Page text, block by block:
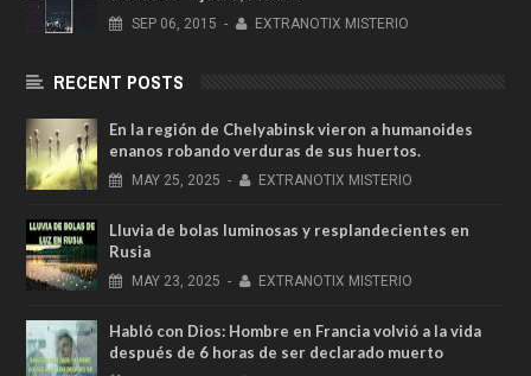
SEP 06, 2015 - EXTRANOTIX MISTERIO
RECENT POSTS
En la región de Chelyabinsk vieron a humanoides
enanos robando verduras de sus huertos.
MAY 25, 2025 - EXTRANOTIX MISTERIO
Lluvia de bolas luminosas y resplandecientes en
Rusia
MAY 23, 2025 - EXTRANOTIX MISTERIO
Habló con Dios: Hombre en Francia volvió a la vida
después de 6 horas de ser declarado muerto